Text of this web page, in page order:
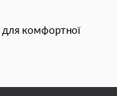
для комфортної